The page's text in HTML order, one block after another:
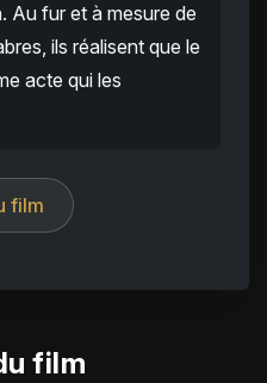
Au fur et à mesure de
ils réalisent que le
acte qui les
film
film